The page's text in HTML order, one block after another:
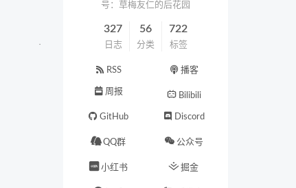
号：草梅友仁的后花园
327
日志
56
分类
722
标签
RSS 播客
周报 Bilibili
GitHub Discord
QQ群 公众号
小红书 掘金